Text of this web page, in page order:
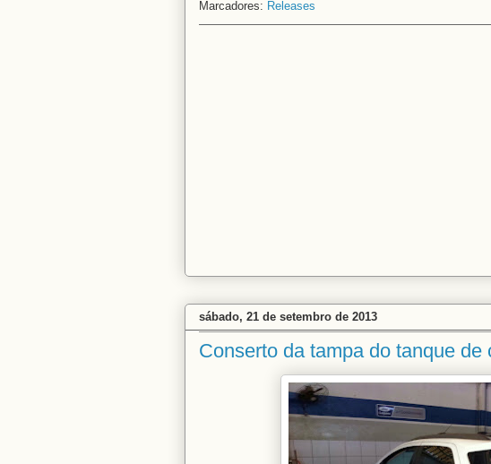
Marcadores: Releases
sábado, 21 de setembro de 2013
Conserto da tampa do tanque de